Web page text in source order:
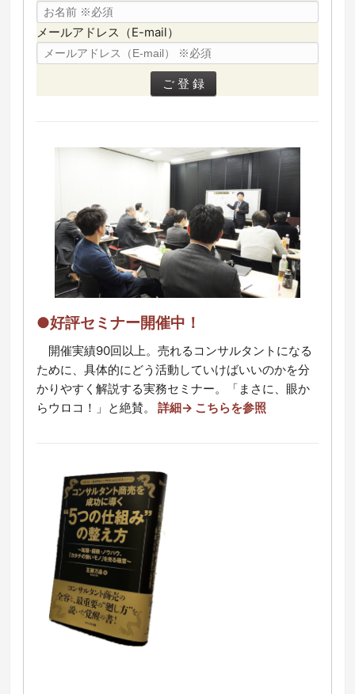
メールアドレス（E-mail）
●好評セミナー開催中！
開催実績90回以上。売れるコンサルタントになる
ために、具体的にどう活動していけばいいのかを分
かりやすく解説する実務セミナー。「まさに、眼か
らウロコ！」と絶賛。
詳細→ こちらを参照